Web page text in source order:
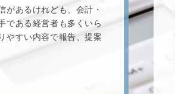
があるけれども、会計・
である経営者も多くいら
やすい内容で報告、提案